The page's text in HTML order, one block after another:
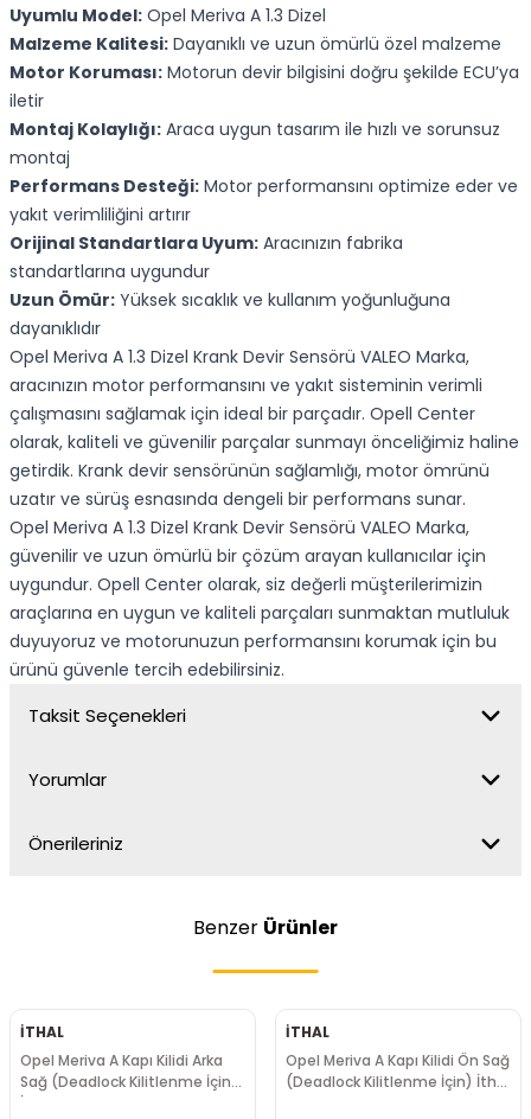
Uyumlu Model: Opel Meriva A 1.3 Dizel
Malzeme Kalitesi: Dayanıklı ve uzun ömürlü özel malzeme
Motor Koruması: Motorun devir bilgisini doğru şekilde ECU’ya
iletir
Montaj Kolaylığı: Araca uygun tasarım ile hızlı ve sorunsuz
montaj
Performans Desteği: Motor performansını optimize eder ve
yakıt verimliliğini artırır
Orijinal Standartlara Uyum: Aracınızın fabrika
standartlarına uygundur
Uzun Ömür: Yüksek sıcaklık ve kullanım yoğunluğuna
dayanıklıdır
Opel Meriva A 1.3 Dizel Krank Devir Sensörü VALEO Marka,
aracınızın motor performansını ve yakıt sisteminin verimli
çalışmasını sağlamak için ideal bir parçadır. Opell Center
olarak, kaliteli ve güvenilir parçalar sunmayı önceliğimiz haline
getirdik. Krank devir sensörünün sağlamlığı, motor ömrünü
uzatır ve sürüş esnasında dengeli bir performans sunar.
Opel Meriva A 1.3 Dizel Krank Devir Sensörü VALEO Marka,
güvenilir ve uzun ömürlü bir çözüm arayan kullanıcılar için
uygundur. Opell Center olarak, siz değerli müşterilerimizin
araçlarına en uygun ve kaliteli parçaları sunmaktan mutluluk
duyuyoruz ve motorunuzun performansını korumak için bu
ürünü güvenle tercih edebilirsiniz.
Taksit Seçenekleri
Yorumlar
Önerileriniz
Benzer Ürünler
İTHAL
Opel Meriva A Kapı Kilidi Arka
Sağ (Deadlock Kilitlenme İçin)
İthal Marka
İTHAL
Opel Meriva A Kapı Kilidi Ön Sağ
(Deadlock Kilitlenme İçin) İthal